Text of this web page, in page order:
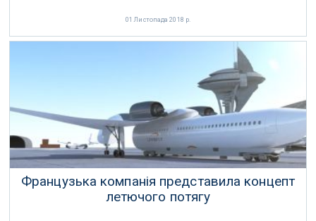
01 Листопада 2018 р.
Французька компанія представила концепт
летючого потягу